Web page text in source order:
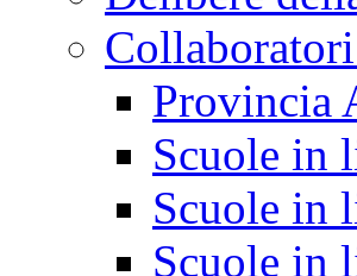
Provincia
Scuole in
Scuole in
Scuole in